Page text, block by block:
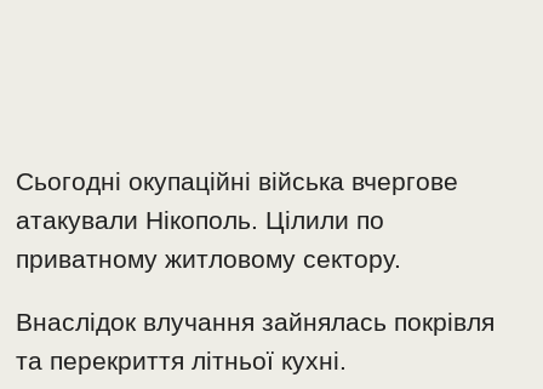
Сьогодні окупаційні війська вчергове
атакували Нікополь. Цілили по
приватному житловому сектору.
Внаслідок влучання зайнялась покрівля
та перекриття літньої кухні.